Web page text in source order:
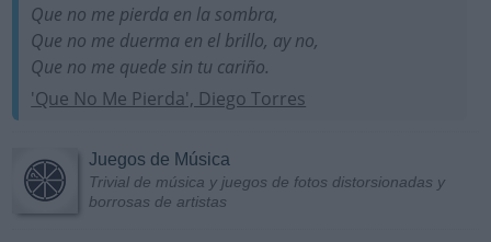
Que no me pierda en la sombra,
Que no me duerma en el brillo, ay no,
Que no me quede sin tu cariño.
'Que No Me Pierda', Diego Torres
Juegos de Música
Trivial de música y juegos de fotos distorsionadas y
borrosas de artistas